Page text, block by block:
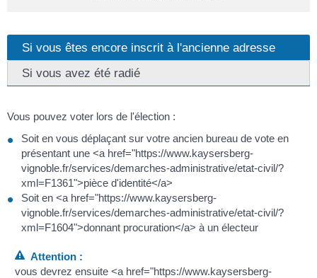
Si vous êtes encore inscrit à l'ancienne adresse
Si vous avez été radié
Vous pouvez voter lors de l'élection :
Soit en vous déplaçant sur votre ancien bureau de vote en
présentant une <a href="https://www.kaysersberg-
vignoble.fr/services/demarches-administrative/etat-civil/?
xml=F1361">pièce d'identité</a>
Soit en <a href="https://www.kaysersberg-
vignoble.fr/services/demarches-administrative/etat-civil/?
xml=F1604">donnant procuration</a> à un électeur
Attention :
vous devrez ensuite <a href="https://www.kaysersberg-